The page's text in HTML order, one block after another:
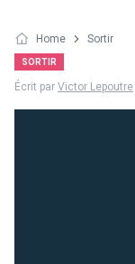
Home Sortir
SORTIR
Écrit par Victor Lepoutre